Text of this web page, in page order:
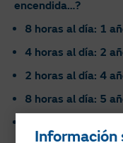
encendida…?
8 horas al día: 1
4 horas al día: 2
2 horas al día: 4
8 horas al día: 5
Información